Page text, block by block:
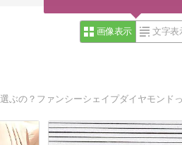
画像表示 文字表